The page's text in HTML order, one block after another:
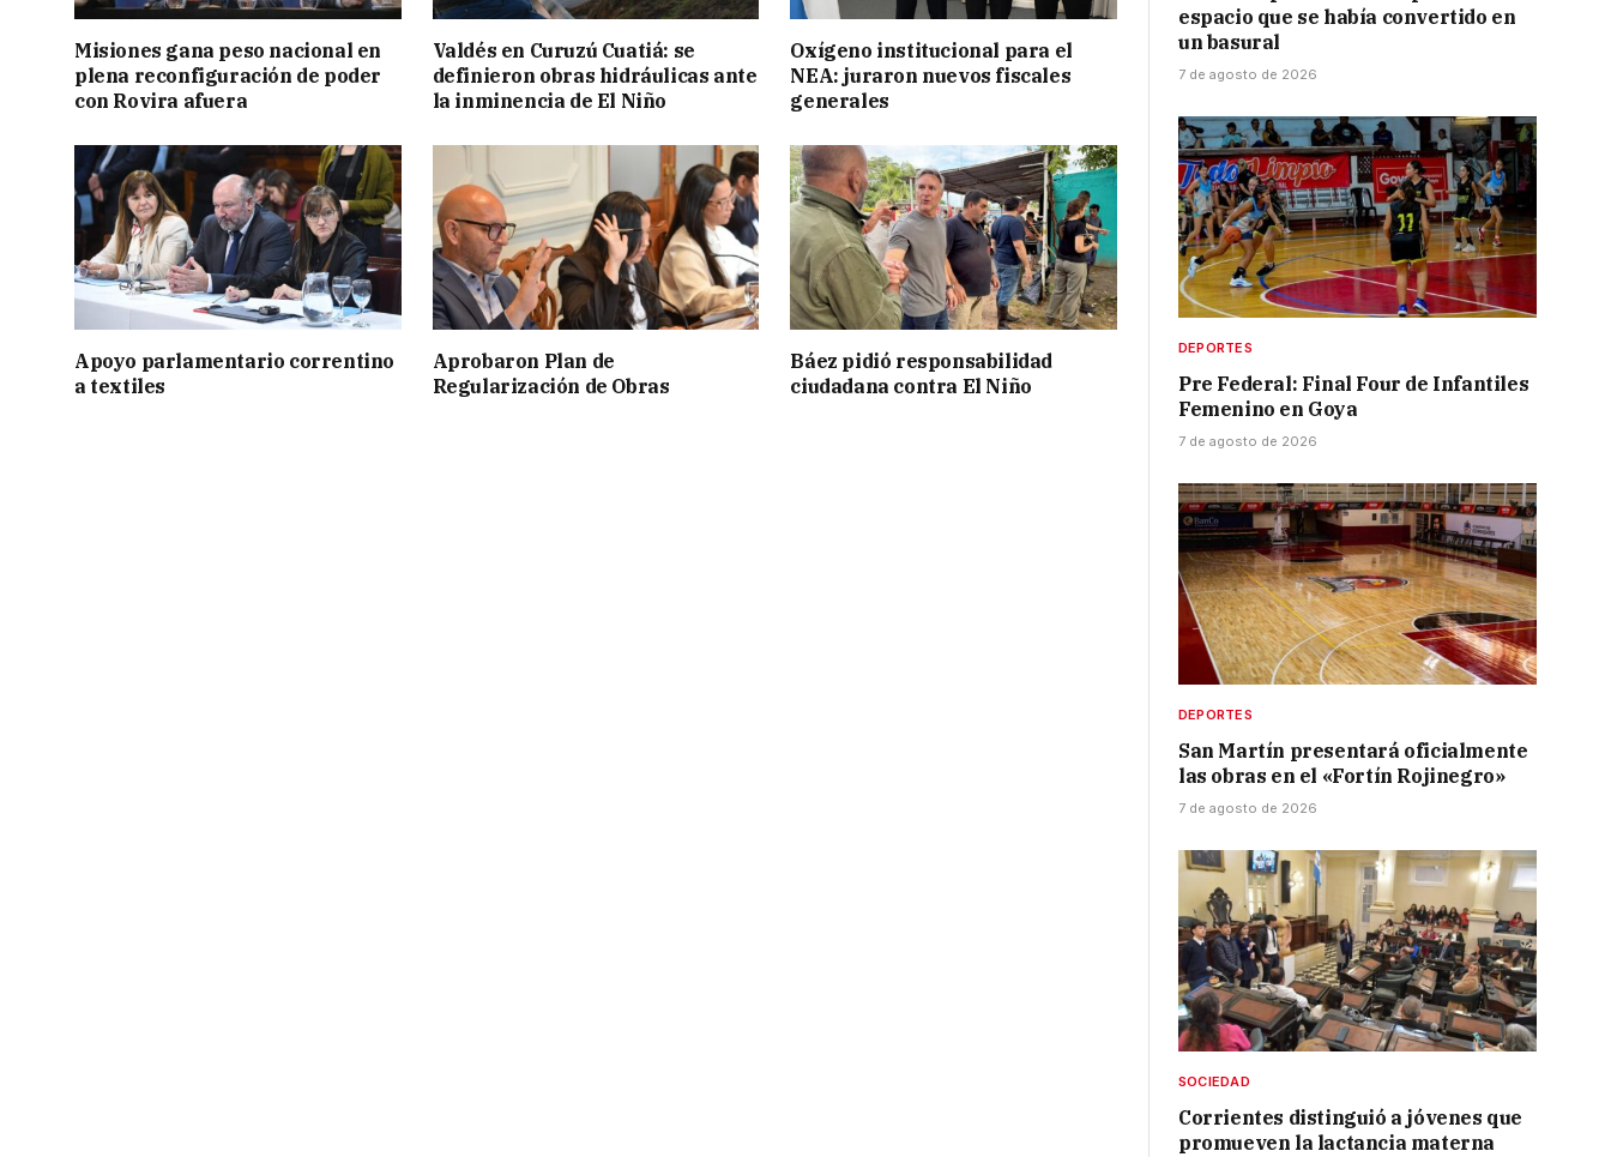
Misiones gana peso nacional en
plena reconfiguración de poder
con Rovira afuera
Valdés en Curuzú Cuatiá: se
definieron obras hidráulicas ante
la inminencia de El Niño
Oxígeno institucional para el
NEA: juraron nuevos fiscales
generales
Apoyo parlamentario correntino
a textiles
Aprobaron Plan de
Regularización de Obras
Báez pidió responsabilidad
ciudadana contra El Niño
espacio que se había convertido en
un basural
7 de agosto de 2026
DEPORTES
Pre Federal: Final Four de Infantiles
Femenino en Goya
7 de agosto de 2026
DEPORTES
San Martín presentará oficialmente
las obras en el «Fortín Rojinegro»
7 de agosto de 2026
SOCIEDAD
Corrientes distinguió a jóvenes que
promueven la lactancia materna